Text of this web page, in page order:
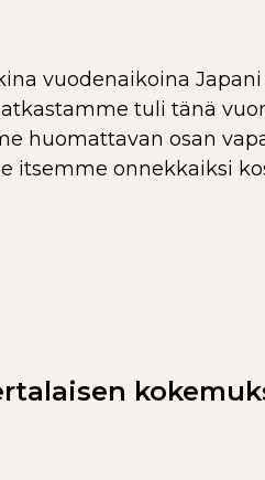
vuodenaikoina
tuli tänä
huomattavan osan
itsemme onnekkaiksi